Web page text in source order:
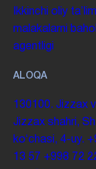
Ikkinchi oliy taʼlim
malakalarni
agentligi
ALOQA
130100. Jizzax
Jizzax shahri,
koʻchasi, 4-uy.
13 57 +998 72